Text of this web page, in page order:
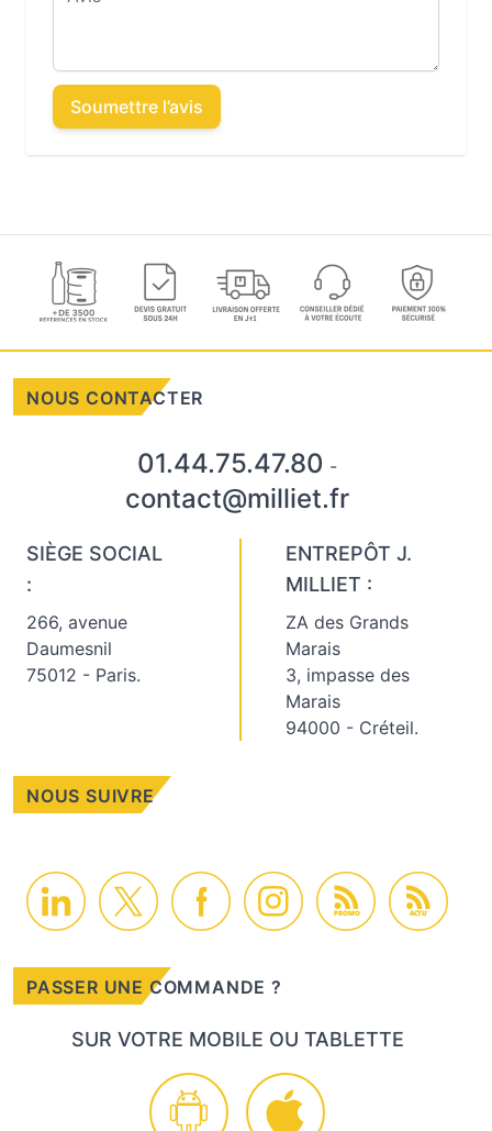
Soumettre l’avis
NOUS CONTACTER
01.44.75.47.80 -
contact@milliet.fr
SIÈGE SOCIAL
:
266, avenue
Daumesnil
75012 - Paris.
ENTREPÔT J.
MILLIET :
ZA des Grands
Marais
3, impasse des
Marais
94000 - Créteil.
NOUS SUIVRE
PROMO ACTU
PASSER UNE COMMANDE ?
SUR VOTRE MOBILE OU TABLETTE